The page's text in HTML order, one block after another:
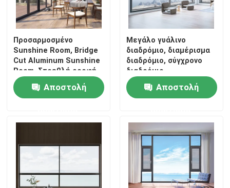
Προσαρμοσμένο
Sunshine Room, Bridge
Cut Aluminum Sunshine
Room, Στρεβλή οροφή
Sunshine Room
Αποστολή
Μεγάλο γυάλινο
διαδρόμιο, διαμέρισμα
διαδρόμιο, σύγχρονο
διαδρόμιο
Αποστολή